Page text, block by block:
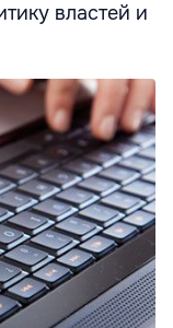
властей и